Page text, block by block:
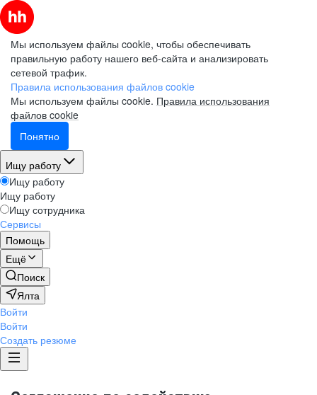
Мы используем файлы cookie, чтобы обеспечивать
правильную работу нашего веб-сайта и анализировать
сетевой трафик.
Правила использования файлов cookie
Мы используем файлы cookie. Правила использования
файлов cookie
Понятно
Ищу работу
Ищу работу
Ищу работу
Ищу сотрудника
Сервисы
Помощь
Ещё
Поиск
Ялта
Войти
Войти
Создать резюме